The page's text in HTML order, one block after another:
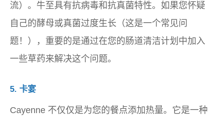
流）。牛至具有抗病毒和抗真菌特性。如果您怀疑
自己的酵母或真菌过度生长（这是一个常见问
题！），重要的是通过在您的肠道清洁计划中加入
一些草药来解决这个问题。
5. 卡宴
Cayenne 不仅仅是为您的餐点添加热量。它是一种